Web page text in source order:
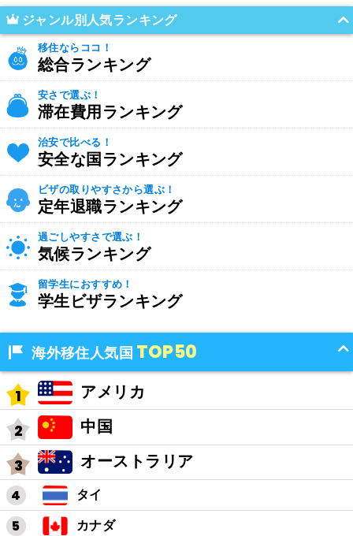
ジャンル別人気ランキング
移住ならココ！
総合ランキング
安さで選ぶ！
滞在費用ランキング
治安で比べる！
安全な国ランキング
ビザの取りやすさから選ぶ！
定年退職ランキング
過ごしやすさで選ぶ！
気候ランキング
留学生におすすめ！
学生ビザランキング
海外移住人気国 TOP50
アメリカ
中国
オーストラリア
タイ
カナダ